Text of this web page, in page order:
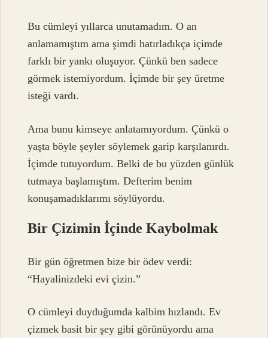
Bu cümleyi yıllarca unutamadım. O an
anlamamıştım ama şimdi hatırladıkça içimde
farklı bir yankı oluşuyor. Çünkü ben sadece
görmek istemiyordum. İçimde bir şey üretme
isteği vardı.
Ama bunu kimseye anlatamıyordum. Çünkü o
yaşta böyle şeyler söylemek garip karşılanırdı.
İçimde tutuyordum. Belki de bu yüzden günlük
tutmaya başlamıştım. Defterim benim
konuşamadıklarımı söylüyordu.
Bir Çizimin İçinde Kaybolmak
Bir gün öğretmen bize bir ödev verdi:
“Hayalinizdeki evi çizin.”
O cümleyi duyduğumda kalbim hızlandı. Ev
çizmek basit bir şey gibi görünüyordu ama